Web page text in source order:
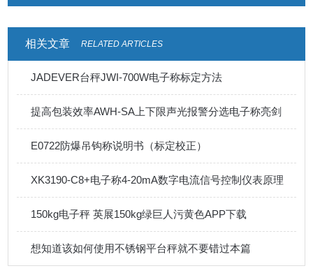
相关文章 RELATED ARTICLES
JADEVER台秤JWI-700W电子称标定方法
提高包装效率AWH-SA上下限声光报警分选电子称亮剑
E0722防爆吊钩称说明书（标定校正）
XK3190-C8+电子称4-20mA数字电流信号控制仪表原理
150kg电子秤 英展150kg绿巨人污黄色APP下载
想知道该如何使用不锈钢平台秤就不要错过本篇